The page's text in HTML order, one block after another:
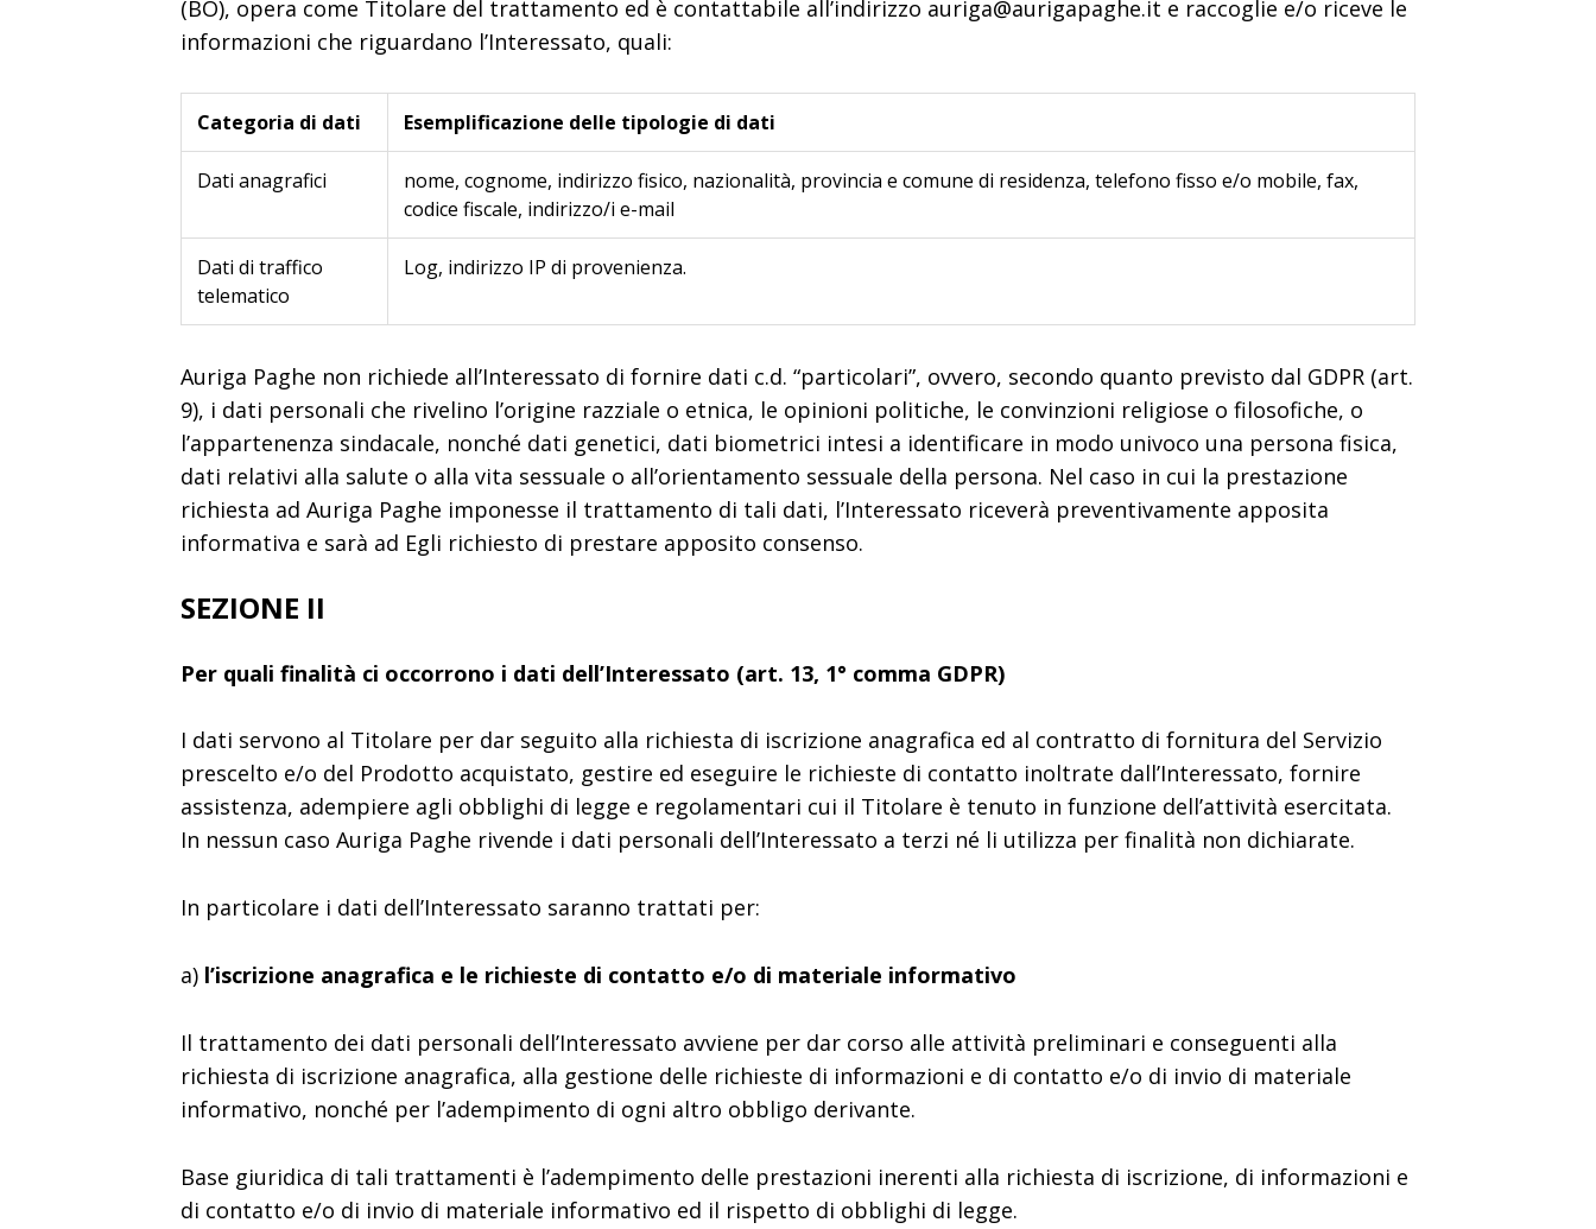
(BO), opera come Titolare del trattamento ed è contattabile all’indirizzo auriga@aurigapaghe.it e raccoglie e/o riceve le
informazioni che riguardano l’Interessato, quali:
Categoria di dati Esemplificazione delle tipologie di dati
Dati anagrafici
nome, cognome, indirizzo fisico, nazionalità, provincia e comune di residenza, telefono fisso e/o mobile, fax,
codice fiscale, indirizzo/i e-mail
Dati di traffico
telematico
Log, indirizzo IP di provenienza.
Auriga Paghe non richiede all’Interessato di fornire dati c.d. “particolari”, ovvero, secondo quanto previsto dal GDPR (art.
9), i dati personali che rivelino l’origine razziale o etnica, le opinioni politiche, le convinzioni religiose o filosofiche, o
l’appartenenza sindacale, nonché dati genetici, dati biometrici intesi a identificare in modo univoco una persona fisica,
dati relativi alla salute o alla vita sessuale o all’orientamento sessuale della persona. Nel caso in cui la prestazione
richiesta ad Auriga Paghe imponesse il trattamento di tali dati, l’Interessato riceverà preventivamente apposita
informativa e sarà ad Egli richiesto di prestare apposito consenso.
SEZIONE II
Per quali finalità ci occorrono i dati dell’Interessato (art. 13, 1° comma GDPR)
I dati servono al Titolare per dar seguito alla richiesta di iscrizione anagrafica ed al contratto di fornitura del Servizio
prescelto e/o del Prodotto acquistato, gestire ed eseguire le richieste di contatto inoltrate dall’Interessato, fornire
assistenza, adempiere agli obblighi di legge e regolamentari cui il Titolare è tenuto in funzione dell’attività esercitata.
In nessun caso Auriga Paghe rivende i dati personali dell’Interessato a terzi né li utilizza per finalità non dichiarate.
In particolare i dati dell’Interessato saranno trattati per:
a) l’iscrizione anagrafica e le richieste di contatto e/o di materiale informativo
Il trattamento dei dati personali dell’Interessato avviene per dar corso alle attività preliminari e conseguenti alla
richiesta di iscrizione anagrafica, alla gestione delle richieste di informazioni e di contatto e/o di invio di materiale
informativo, nonché per l’adempimento di ogni altro obbligo derivante.
Base giuridica di tali trattamenti è l’adempimento delle prestazioni inerenti alla richiesta di iscrizione, di informazioni e
di contatto e/o di invio di materiale informativo ed il rispetto di obblighi di legge.